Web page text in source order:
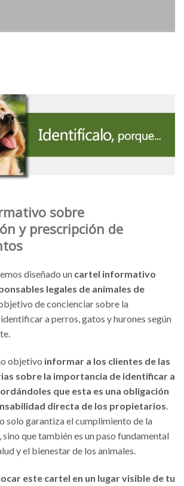
sobre
y prescripción de
diseñado un cartel informativo
legales de animales de
de concienciar sobre la
a perros, gatos y hurones según
objetivo informar a los clientes de las
sobre la importancia de identificar a
que esta es una obligación
directa de los propietarios.
solo garantiza el cumplimiento de la
que también es un paso fundamental
y el bienestar de los animales.
este cartel en un lugar visible de tu